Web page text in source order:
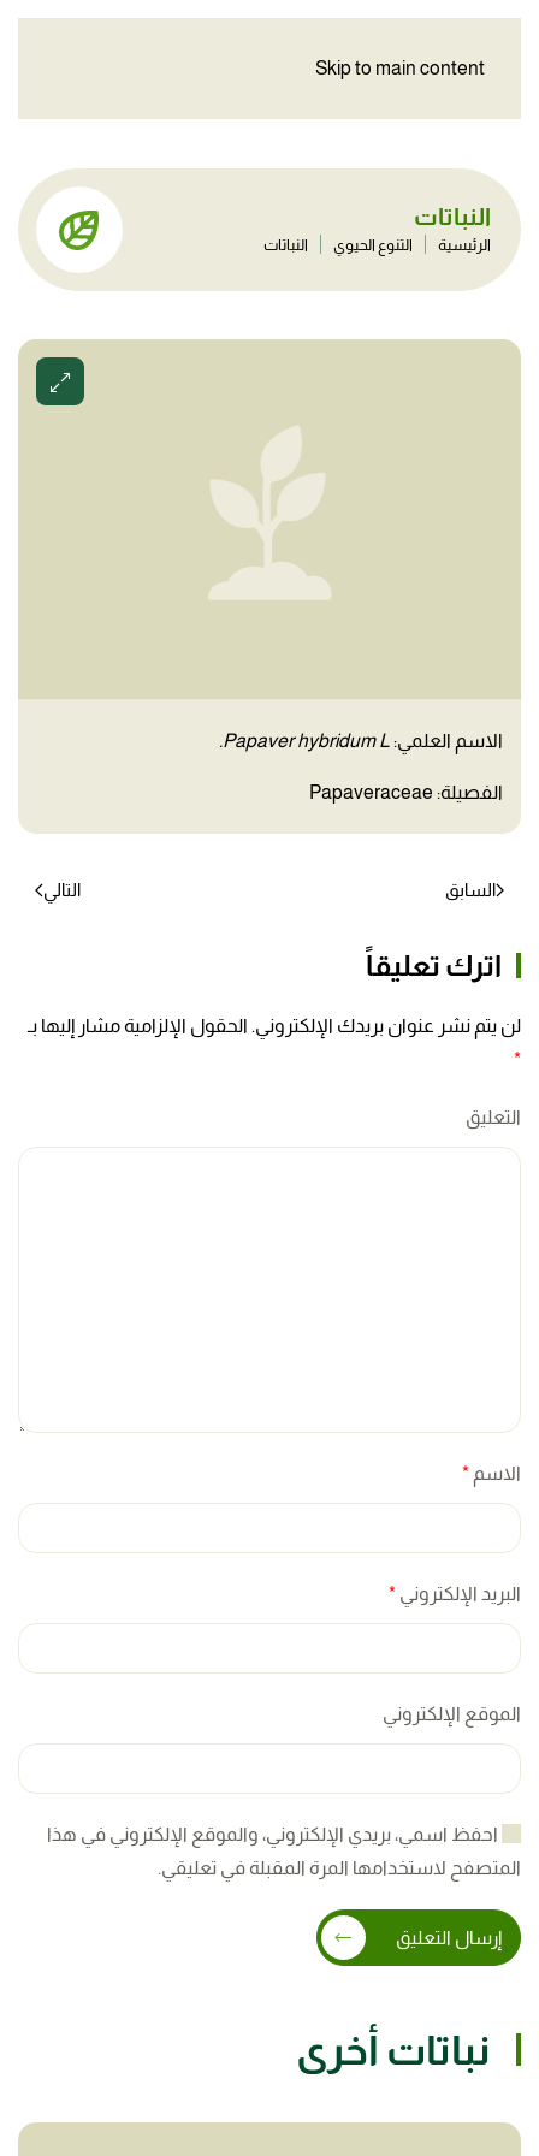
Skip to main content
النباتات
الرئيسية التنوع الحيوي النباتات
الاسم العلمي: Papaver hybridum L.
الفصيلة: Papaveraceae
السابق التالي
اترك تعليقاً
لن يتم نشر عنوان بريدك الإلكتروني. الحقول الإلزامية مشار إليها بـ
*
التعليق
الاسم *
البريد الإلكتروني *
الموقع الإلكتروني
احفظ اسمي، بريدي الإلكتروني، والموقع الإلكتروني في هذا
المتصفح لاستخدامها المرة المقبلة في تعليقي.
إرسال التعليق
نباتات أخرى